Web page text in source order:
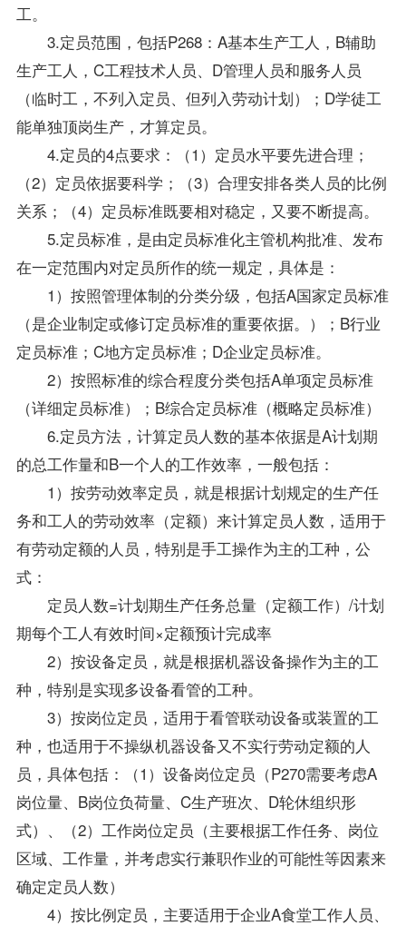
工。
3.定员范围，包括P268：A基本生产工人，B辅助
生产工人，C工程技术人员、D管理人员和服务人员
（临时工，不列入定员、但列入劳动计划）；D学徒工
能单独顶岗生产，才算定员。
4.定员的4点要求：（1）定员水平要先进合理；
（2）定员依据要科学；（3）合理安排各类人员的比例
关系；（4）定员标准既要相对稳定，又要不断提高。
5.定员标准，是由定员标准化主管机构批准、发布
在一定范围内对定员所作的统一规定，具体是：
1）按照管理体制的分类分级，包括A国家定员标准
（是企业制定或修订定员标准的重要依据。）；B行业
定员标准；C地方定员标准；D企业定员标准。
2）按照标准的综合程度分类包括A单项定员标准
（详细定员标准）；B综合定员标准（概略定员标准）
6.定员方法，计算定员人数的基本依据是A计划期
的总工作量和B一个人的工作效率，一般包括：
1）按劳动效率定员，就是根据计划规定的生产任
务和工人的劳动效率（定额）来计算定员人数，适用于
有劳动定额的人员，特别是手工操作为主的工种，公
式：
定员人数=计划期生产任务总量（定额工作）/计划
期每个工人有效时间×定额预计完成率
2）按设备定员，就是根据机器设备操作为主的工
种，特别是实现多设备看管的工种。
3）按岗位定员，适用于看管联动设备或装置的工
种，也适用于不操纵机器设备又不实行劳动定额的人
员，具体包括：（1）设备岗位定员（P270需要考虑A
岗位量、B岗位负荷量、C生产班次、D轮休组织形
式）、（2）工作岗位定员（主要根据工作任务、岗位
区域、工作量，并考虑实行兼职作业的可能性等因素来
确定定员人数）
4）按比例定员，主要适用于企业A食堂工作人员、